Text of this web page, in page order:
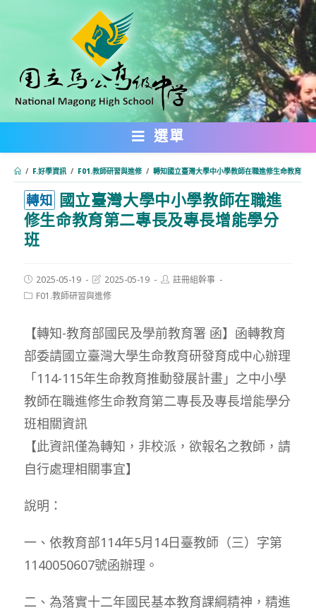
內
選單
/ F.好學資訊 / F01.教師研習與進修 / 轉知國立臺灣大學中小學教師在職進修生命教育第
轉知 國立臺灣大學中小學教師在職進
修生命教育第二專長及專長增能學分
班
Post
published:
2025-05-19
Post
last
modified:
2025-05-19
Post註冊組幹事
PostF01.教師研習與進修
【轉知-教育部國民及學前教育署 函】函轉教育
部委請國立臺灣大學生命教育研發育成中心辦理
「114-115年生命教育推動發展計畫」之中小學
教師在職進修生命教育第二專長及專長增能學分
班相關資訊
【此資訊僅為轉知，非校派，欲報名之教師，請
自行處理相關事宜】
說明：
一、依教育部114年5月14日臺教師（三）字第
1140050607號函辦理。
二、為落實十二年國民基本教育課綱精神，精進